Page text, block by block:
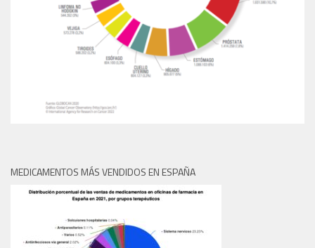
MEDICAMENTOS MÁS VENDIDOS EN ESPAÑA